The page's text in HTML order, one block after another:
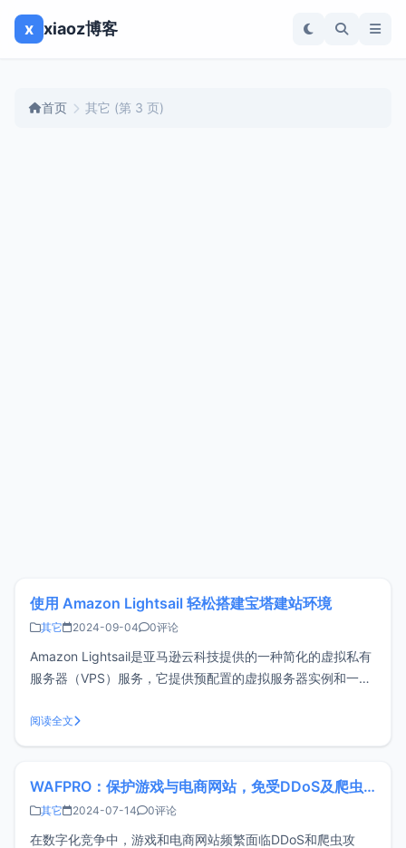
x xiaoz博客
首页 其它 (第 3 页)
使用 Amazon Lightsail 轻松搭建宝塔建站环境
其它 2024-09-04 0评论
Amazon Lightsail是亚马逊云科技提供的一种简化的虚拟私有
服务器（VPS）服务，它提供预配置的虚拟服务器实例和一系
实例，适用于各种规模的应用程序和工作负载。新注册用户还
可以免费试用3个月，体验其强大功能并充分了解其价值。宝
阅读全文
WAFPRO：保护游戏与电商网站，免受DDoS及爬虫攻击
其它 2024-07-14 0评论
在数字化竞争中，游戏和电商网站频繁面临DDoS和爬虫攻